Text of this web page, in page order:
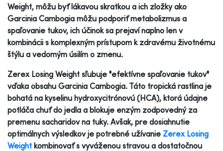
Weight, môžu byť lákavou skratkou a ich zložky ako
Garcinia Cambogia môžu podporiť metabolizmus a
spaľovanie tukov, ich účinok sa prejaví naplno len v
kombinácii s komplexným prístupom k zdravému životnému
štýlu a vedomým úsilím o zmenu.
Zerex Losing Weight sľubuje "efektívne spaľovanie tukov"
vďaka obsahu Garcinia Cambogia. Táto tropická rastlina je
bohatá na kyselinu hydroxycitrónovú (HCA), ktorá údajne
potláča chuť do jedla a blokuje enzým zodpovedný za
premenu sacharidov na tuky. Avšak, pre dosiahnutie
optimálnych výsledkov je potrebné užívanie Zerex Losing
Weight kombinovať s vyváženou stravou a dostatočnou